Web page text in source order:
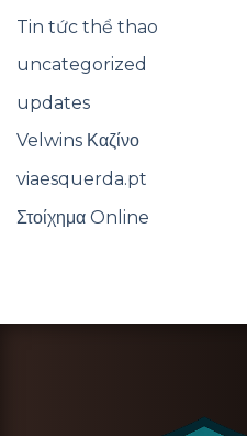
Tin tức thể thao
uncategorized
updates
Velwins Καζίνο
viaesquerda.pt
Στοίχημα Online